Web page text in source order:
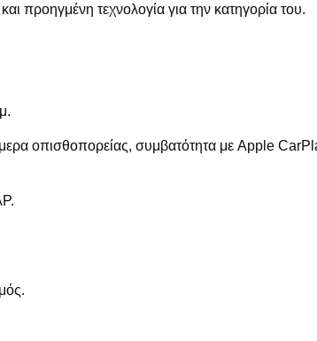
προηγμένη τεχνολογία για την κατηγορία του.
οπισθοπορείας, συμβατότητα με Apple